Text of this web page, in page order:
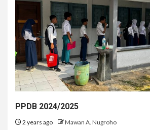
PPDB 2024/2025
2 years ago Mawan A. Nugroho